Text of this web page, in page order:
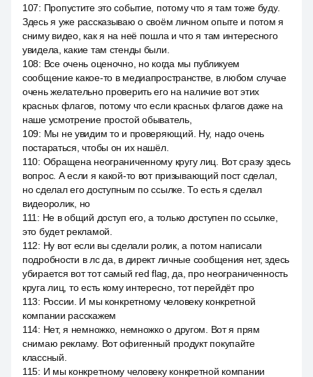
107: Пропустите это событие, потому что я там тоже буду.
Здесь я уже рассказываю о своём личном опыте и потом я
сниму видео, как я на неё пошла и что я там интересного
увидела, какие там стенды были.
108: Все очень оценочно, но когда мы публикуем
сообщение какое-то в медиапространстве, в любом случае
очень желательно проверить его на наличие вот этих
красных флагов, потому что если красных флагов даже на
наше усмотрение простой обыватель,
109: Мы не увидим то и проверяющий. Ну, надо очень
постараться, чтобы он их нашёл.
110: Обращена неограниченному кругу лиц. Вот сразу здесь
вопрос. А если я какой-то вот призывающий пост сделал,
но сделал его доступным по ссылке. То есть я сделал
видеоролик, но
111 : Не в общий доступ его, а только доступен по ссылке,
это будет рекламой.
112: Ну вот если вы сделали ролик, а потом написали
подробности в лс да, в директ личные сообщения нет, здесь
убирается вот тот самый red flag, да, про неограниченность
круга лиц, то есть кому интересно, тот перейдёт про
113: России. И мы конкретному человеку конкретной
компании расскажем
114: Нет, я немножко, немножко о другом. Вот я прям
снимаю рекламу. Вот офигенный продукт покупайте
классный.
115: И мы конкретному человеку конкретной компании